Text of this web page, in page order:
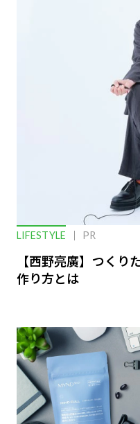
LIFESTYLE PR
【西野亮廣】つくり
作り方とは